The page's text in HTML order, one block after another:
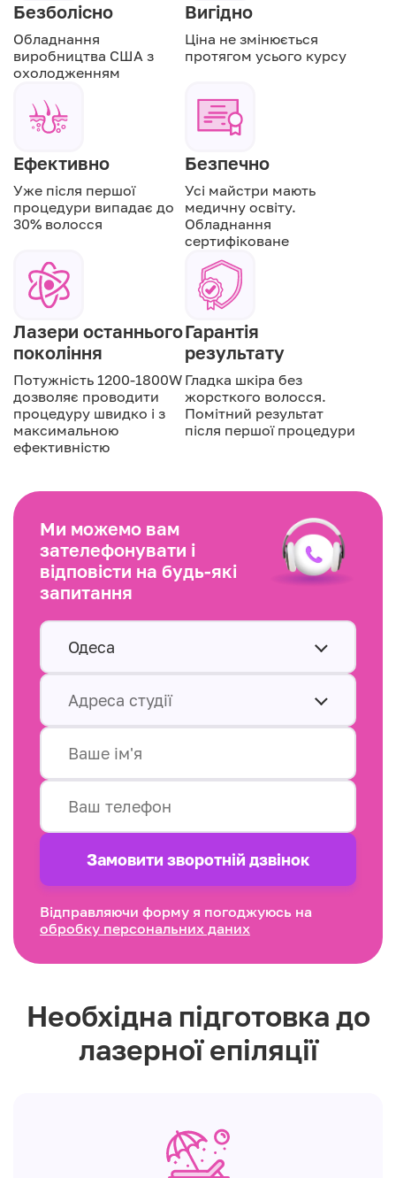
Безболісно
Обладнання
виробництва США з
охолодженням
Вигідно
Ціна не змінюється
протягом усього курсу
Ефективно
Уже після першої
процедури випадає до
30% волосся
Безпечно
Усі майстри мають
медичну освіту.
Обладнання
сертифіковане
Лазери останнього
покоління
Потужність 1200-1800W
дозволяє проводити
процедуру швидко і з
максимальною
ефективністю
Гарантія
результату
Гладка шкіра без
жорсткого волосся.
Помітний результат
після першої процедури
Ми можемо вам
зателефонувати і
відповісти на будь-які
запитання
Одеса
Адреса студії
Замовити зворотнiй дзвінок
Відправляючи форму я погоджуюсь на
обробку персональних даних
Необхідна підготовка до
лазерної епіляції